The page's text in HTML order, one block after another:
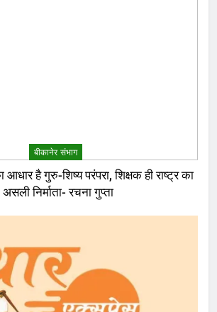
बीकानेर संभाग
है गुरु-शिष्य परंपरा, शिक्षक ही राष्ट्र का
असली निर्माता- रचना गुप्ता